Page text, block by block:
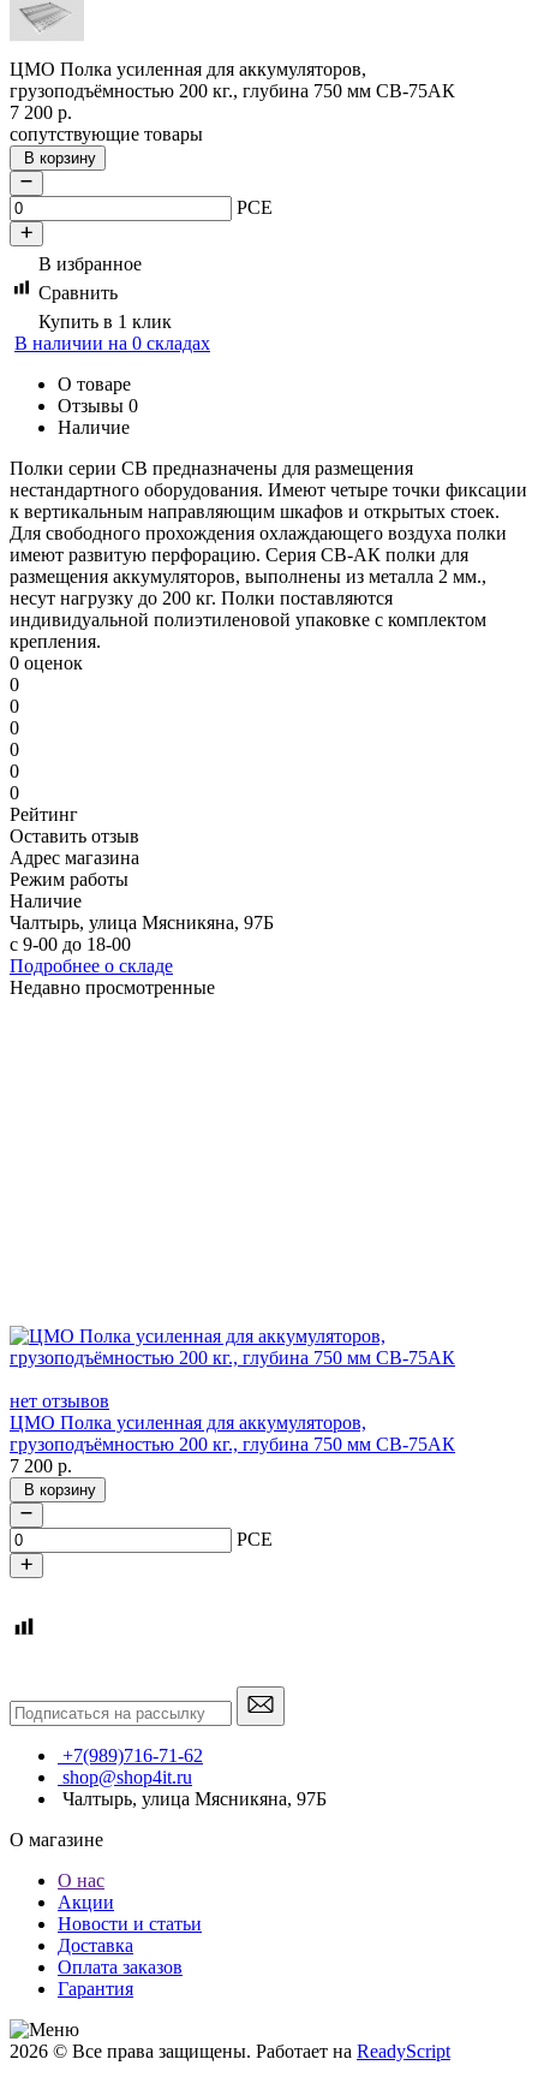
ЦМО Полка усиленная для аккумуляторов,
грузоподъёмностью 200 кг., глубина 750 мм СВ-75АК
7 200 р.
сопутствующие товары
В корзину
PCE
В избранное
Сравнить
Купить в 1 клик
В наличии на 0 складах
О товаре
Отзывы 0
Наличие
Полки серии СВ предназначены для размещения
нестандартного оборудования. Имеют четыре точки фиксации
к вертикальным направляющим шкафов и открытых стоек.
Для свободного прохождения охлаждающего воздуха полки
имеют развитую перфорацию. Серия СВ-АК полки для
размещения аккумуляторов, выполнены из металла 2 мм.,
несут нагрузку до 200 кг. Полки поставляются
индивидуальной полиэтиленовой упаковке с комплектом
крепления.
0 оценок
0
0
0
0
0
0
Рейтинг
Оставить отзыв
Адрес магазина
Режим работы
Наличие
Чалтырь, улица Мясникяна, 97Б
с 9-00 до 18-00
Подробнее о складе
Недавно просмотренные
нет отзывов
ЦМО Полка усиленная для аккумуляторов,
грузоподъёмностью 200 кг., глубина 750 мм СВ-75АК
7 200 р.
В корзину
PCE
+7(989)716-71-62
shop@shop4it.ru
Чалтырь, улица Мясникяна, 97Б
О магазине
О нас
Акции
Новости и статьи
Доставка
Оплата заказов
Гарантия
2026 © Все права защищены. Работает на ReadyScript